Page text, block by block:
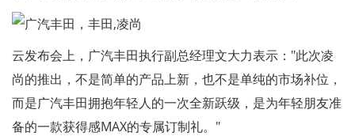
云发布会上，广汽丰田执行副总经理文大力表示："此次凌
尚的推出，不是简单的产品上新，也不是单纯的市场补位，
而是广汽丰田拥抱年轻人的一次全新跃级，是为年轻朋友准
备的一款获得感MAX的专属订制礼。"